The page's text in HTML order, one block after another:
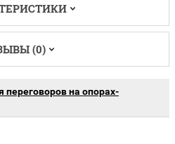
(0)
переговоров на опорах-